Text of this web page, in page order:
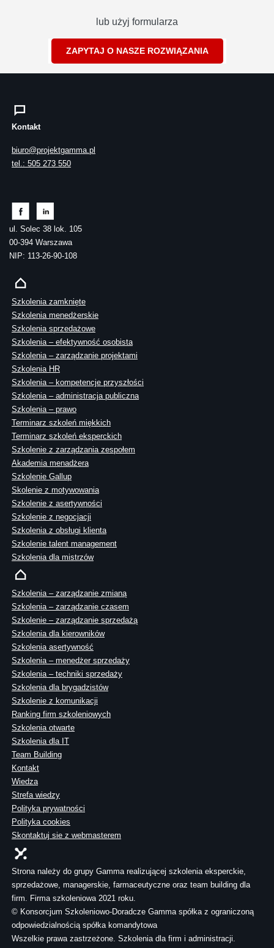
lub użyj formularza
ZAPYTAJ O NASZE ROZWIĄZANIA
Kontakt
biuro@projektgamma.pl
tel.: 505 273 550
ul. Solec 38 lok. 105
00-394 Warszawa
NIP: 113-26-90-108
Szkolenia zamknięte
Szkolenia menedżerskie
Szkolenia sprzedażowe
Szkolenia – efektywność osobista
Szkolenia – zarządzanie projektami
Szkolenia HR
Szkolenia – kompetencje przyszłości
Szkolenia – administracja publiczna
Szkolenia – prawo
Terminarz szkoleń miękkich
Terminarz szkoleń eksperckich
Szkolenie z zarządzania zespołem
Akademia menadżera
Szkolenie Gallup
Skolenie z motywowania
Szkolenie z asertywności
Szkolenie z negocjacji
Szkolenia z obsługi klienta
Szkolenie talent management
Szkolenia dla mistrzów
Szkolenia – zarządzanie zmianą
Szkolenia – zarządzanie czasem
Szkolenie – zarządzanie sprzedażą
Szkolenia dla kierowników
Szkolenia asertywność
Szkolenia – menedżer sprzedaży
Szkolenia – techniki sprzedaży
Szkolenia dla brygadzistów
Szkolenie z komunikacji
Ranking firm szkoleniowych
Szkolenia otwarte
Szkolenia dla IT
Team Building
Kontakt
Wiedza
Strefa wiedzy
Polityka prywatności
Polityka cookies
Skontaktuj sie z webmasterem
Strona należy do grupy Gamma realizującej szkolenia eksperckie,
sprzedażowe, managerskie, farmaceutyczne oraz team building dla
firm. Firma szkoleniowa 2021 roku.
© Konsorcjum Szkoleniowo-Doradcze Gamma spółka z ograniczoną
odpowiedzialnością spółka komandytowa
Wszelkie prawa zastrzeżone. Szkolenia dla firm i administracji.